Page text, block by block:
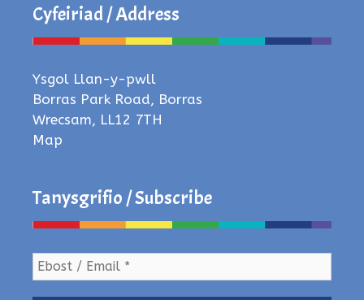
Cyfeiriad / Address
Ysgol Llan-y-pwll
Borras Park Road, Borras
Wrecsam, LL12 7TH
Map
Tanysgrifio / Subscribe